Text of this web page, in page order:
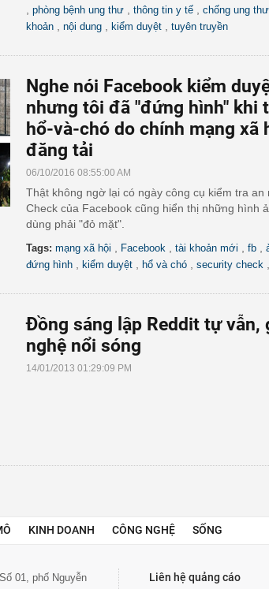
phòng bệnh ung thư thông tin y tế chống ung thư
khoản
nội dung kiểm duyệt tuyên truyền
Nghe nói Facebook kiểm
nhưng tôi đã "đứng hình" khi
hổ-và-chó do chính mạng xã
đăng tải
06/10/2016 08:55:00 AM
Thật không ngờ lại có ngày công cụ kiểm tra an
Check của Facebook cũng hiển thị những hình
dùng phải "đỏ mặt".
Tags: mạng xã hội Facebook tài khoản mới fb
đứng hình kiểm duyệt hổ và chó security check
Đồng sáng lập Reddit tự vẫn,
nghệ nổi sóng
14/01/2013 01:29:09 PM
KINH DOANH CÔNG NGHỆ SỐNG
01, phố Nguyễn Liên hệ quảng cáo